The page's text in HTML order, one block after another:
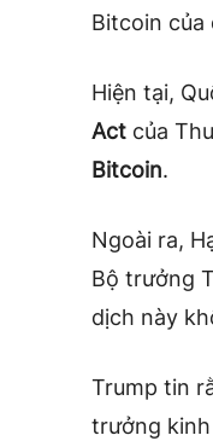
Bitcoin của
Hiện tại,
Act của
Bitcoin.
Ngoài ra,
Bộ trưởng
dịch này
Trump tin
trưởng